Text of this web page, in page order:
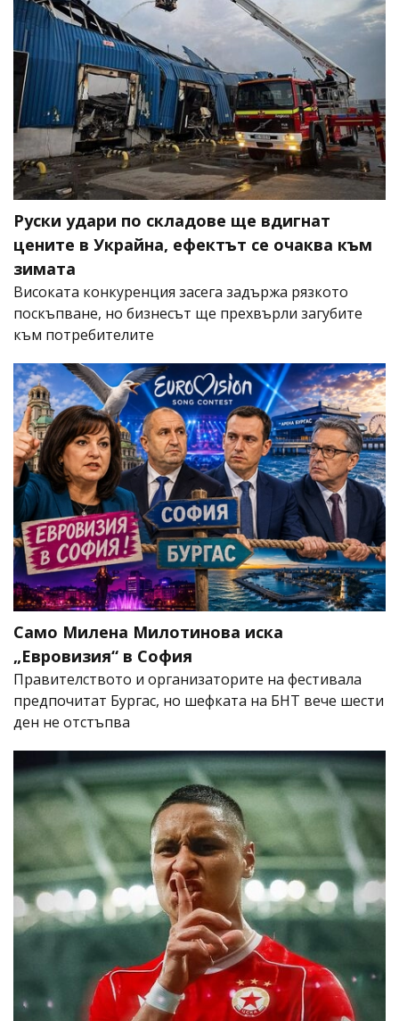
Руски удари по складове ще вдигнат
цените в Украйна, ефектът се очаква към
зимата
Високата конкуренция засега задържа рязкото
поскъпване, но бизнесът ще прехвърли загубите
към потребителите
Само Милена Милотинова иска
„Евровизия“ в София
Правителството и организаторите на фестивала
предпочитат Бургас, но шефката на БНТ вече шести
ден не отстъпва